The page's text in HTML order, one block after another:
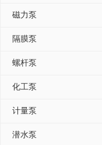
磁力泵
隔膜泵
螺杆泵
化工泵
计量泵
潜水泵